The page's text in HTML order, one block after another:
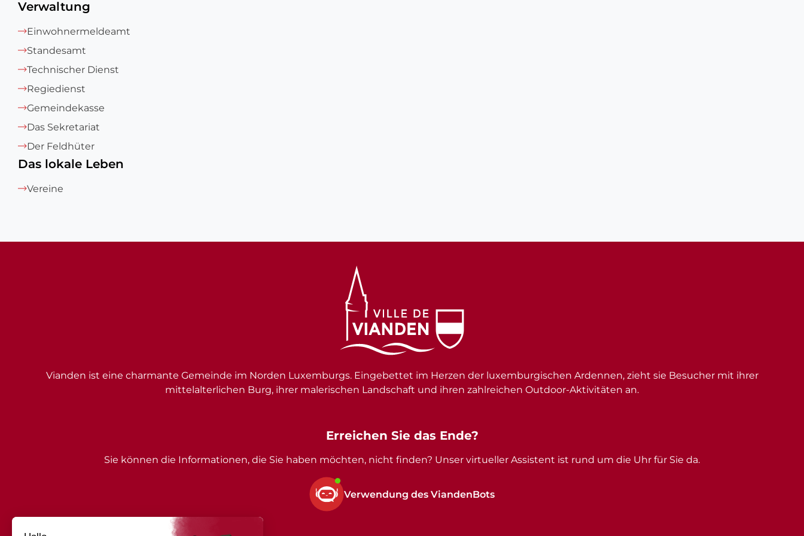
Verwaltung
Einwohnermeldeamt
Standesamt
Technischer Dienst
Regiedienst
Gemeindekasse
Das Sekretariat
Der Feldhüter
Das lokale Leben
Vereine
Erreichen Sie das Ende?
Sie können die Informationen, die Sie haben möchten, nicht finden? Unser virtueller Assistent ist rund um die Uhr für Sie da.
Verwendung des ViandenBots
Vianden ist eine charmante Gemeinde im Norden Luxemburgs. Eingebettet im Herzen der luxemburgischen Ardennen, zieht sie Besucher mit ihrer
mittelalterlichen Burg, ihrer malerischen Landschaft und ihren zahlreichen Outdoor-Aktivitäten an.